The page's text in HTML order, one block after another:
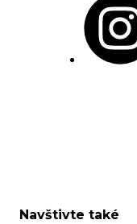
Navštivte také